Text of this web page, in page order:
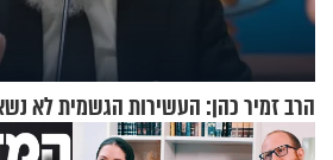
הרב זמיר כהן: העשירות הגשמית לא